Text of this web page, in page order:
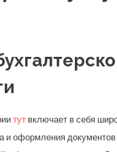
тутвключает в себя
и оформления документов